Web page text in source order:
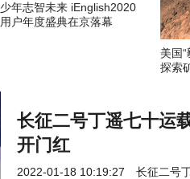
少年志智未来 iEnglish2020
用户年度盛典在京落幕
美国
探索
长征二号丁遥七十运
开门红
2022-01-18 10:19:27 长征二号